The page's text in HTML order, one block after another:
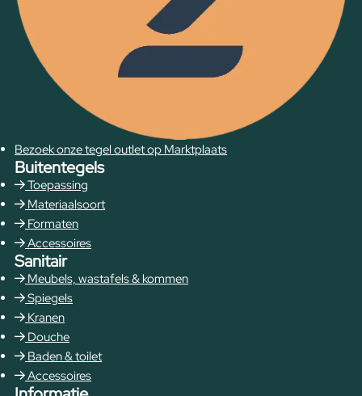
Bezoek onze tegel outlet op Marktplaats
Buitentegels
Toepassing
Materiaalsoort
Formaten
Accessoires
Sanitair
Meubels, wastafels & kommen
Spiegels
Kranen
Douche
Baden & toilet
Accessoires